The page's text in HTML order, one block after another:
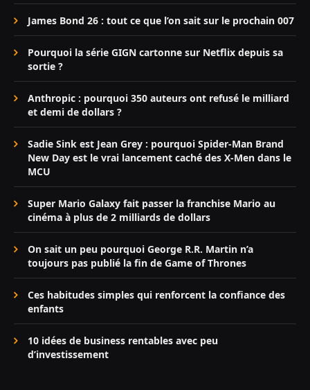
James Bond 26 : tout ce que l’on sait sur le prochain 007
Pourquoi la série GIGN cartonne sur Netflix depuis sa
sortie ?
Anthropic : pourquoi 350 auteurs ont refusé le milliard
et demi de dollars ?
Sadie Sink est Jean Grey : pourquoi Spider-Man Brand
New Day est le vrai lancement caché des X-Men dans le
MCU
Super Mario Galaxy fait passer la franchise Mario au
cinéma à plus de 2 milliards de dollars
On sait un peu pourquoi George R.R. Martin n’a
toujours pas publié la fin de Game of Thrones
Ces habitudes simples qui renforcent la confiance des
enfants
10 idées de business rentables avec peu
d’investissement